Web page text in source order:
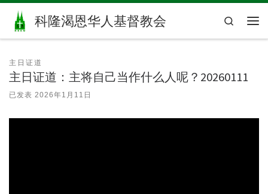
Skip to content
科隆渴恩华人基督教会
Search
主日证道
主日证道：主将自己当作什么人呢？20260111
已发表 2026年1月11日